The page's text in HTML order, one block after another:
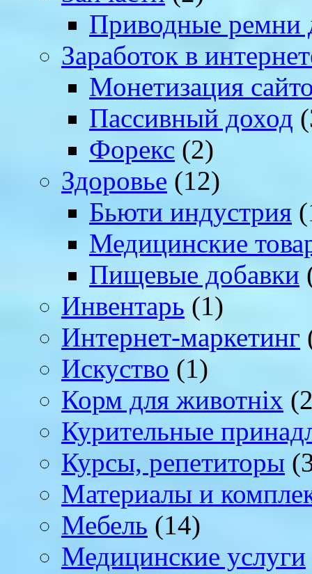
Приводные ремни
Заработок в
Монетизация
Пассивный доход
Форекс (2)
Здоровье (12)
Бьюти индустрия
Медицинские
Пищевые добавки
Инвентарь (1)
Интернет-маркетинг
Искуство (1)
Корм для животніх
Курительные
Курсы, репетиторы
Материалы и
Мебель (14)
Медицинские услуги